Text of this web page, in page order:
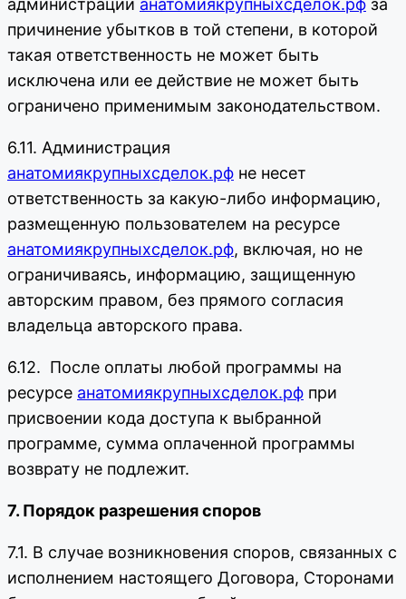
администрации анатомиякрупныхсделок.рф за
причинение убытков в той степени, в которой
такая ответственность не может быть
исключена или ее действие не может быть
ограничено применимым законодательством.
6.11. Администрация
анатомиякрупныхсделок.рф не несет
ответственность за какую-либо информацию,
размещенную пользователем на ресурсе
анатомиякрупныхсделок.рф, включая, но не
ограничиваясь, информацию, защищенную
авторским правом, без прямого согласия
владельца авторского права.
6.12. После оплаты любой программы на
ресурсе анатомиякрупныхсделок.рф при
присвоении кода доступа к выбранной
программе, сумма оплаченной программы
возврату не подлежит.
7. Порядок разрешения споров
7.1. В случае возникновения споров, связанных с
исполнением настоящего Договора, Сторонами